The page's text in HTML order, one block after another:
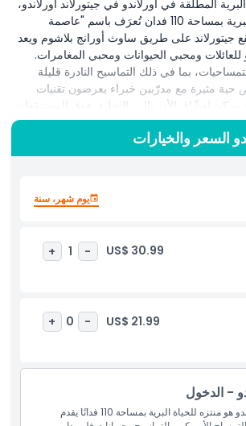
المطلقة في أورلاندو في جيتورلاند أورلاندو،
منتزه ومحمية للحياة البرية بمساحة 110 فدان تُعرَف باسم "عاصمة
جيتورلاند على طريق ساوث أورانج بلاشوم ويعد
للعائلات ومحبي الحيوانات ومحبي المغامرات.
بما في ذلك التماسيح النادرة قليلة
حية مثيرة مع مدرّبين خبراء يعرضون تقنيات
لعشّاق الأدرينالين التحليق فوق المستنقعات
خط الانزلاق "سْكْريمن جاتور" أو خوض مغامرة
ستستمتع العائلات بقطار جيتورلاند اكسبريس،
الطيران الحر المليئة بالطيور الاستوائية. كما
الحياة البرية، حيث يدير برامج تربية ناجحة ويحمي
منه أكثر من مجرد متنزه ترفيهي؛ إنه تجربة
سواء كنت تستكشف عجائب فلوريدا الطبيعية
مثيرة، فإن جيتورلاند أورلاندو وجهة لا بد من
السعر والخيارات
يوم شهر، سنة
US$ 30.99
-
1
+
US$ 21.99
-
0
+
- الدخول
منتزه جاتورلاند أورلاندو هو منتزه للحياة البرية بمساحة 110 فدانًا يقدم